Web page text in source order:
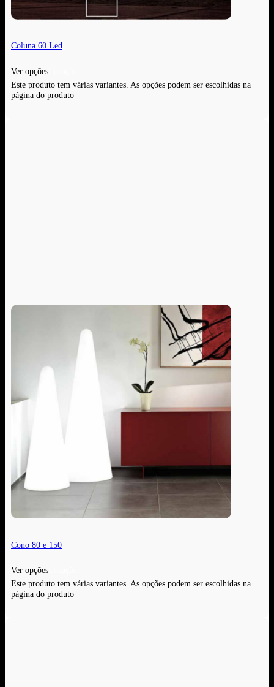
Coluna 60 Led
Ver opções
Este produto tem várias variantes. As opções podem ser escolhidas na
página do produto
Cono 80 e 150
Ver opções
Este produto tem várias variantes. As opções podem ser escolhidas na
página do produto